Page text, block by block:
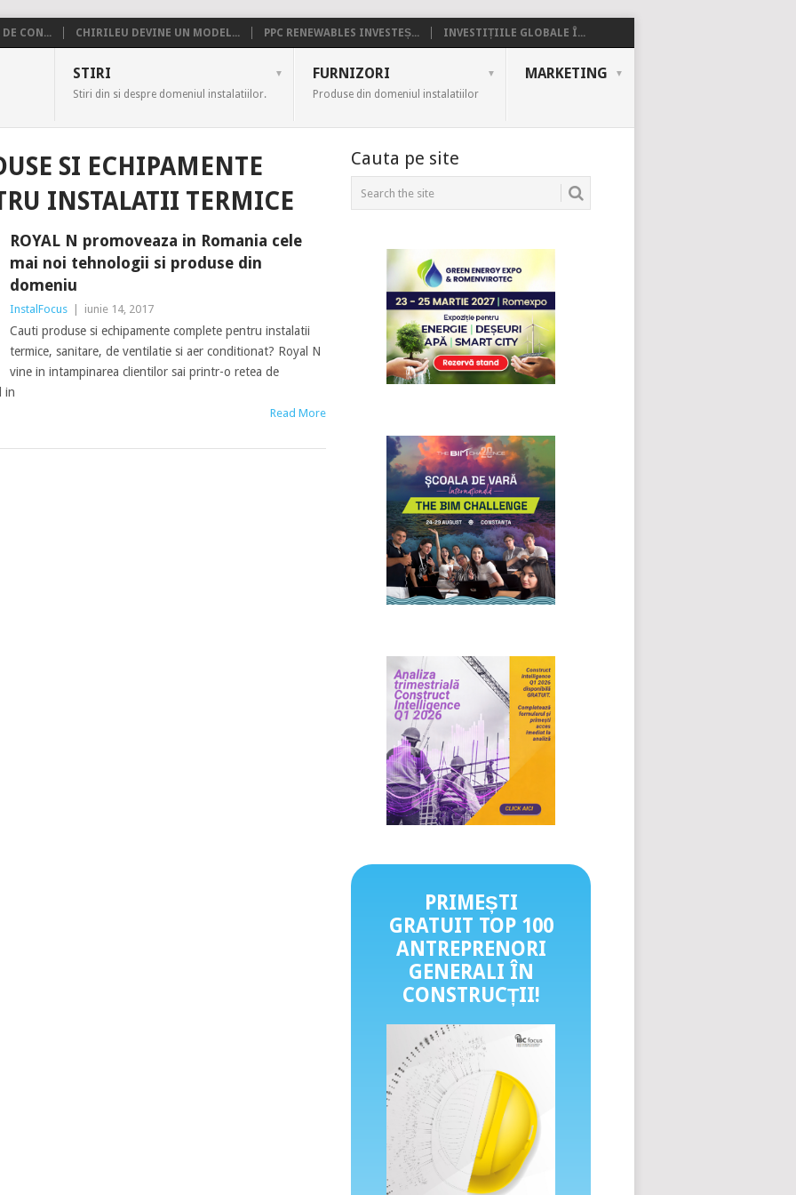
CON... CHIRILEU DEVINE UN MODEL... PPC RENEWABLES INVESTEȘ... INVESTIȚIILE GLOBALE Î...
STIRI
Stiri din si despre domeniul instalatiilor.
FURNIZORI
Produse din domeniul instalatiilor
MARKETING
SI ECHIPAMENTE
INSTALATII TERMICE
ROYAL N promoveaza in Romania cele
mai noi tehnologii si produse din
domeniu
InstalFocus iunie 14, 2017
Cauti produse si echipamente complete pentru instalatii
termice, sanitare, de ventilatie si aer conditionat? Royal N
vine in intampinarea clientilor sai printr-o retea de
in
Read More
Cauta pe site
PRIMEȘTI
GRATUIT TOP 100
ANTREPRENORI
GENERALI ÎN
CONSTRUCȚII!